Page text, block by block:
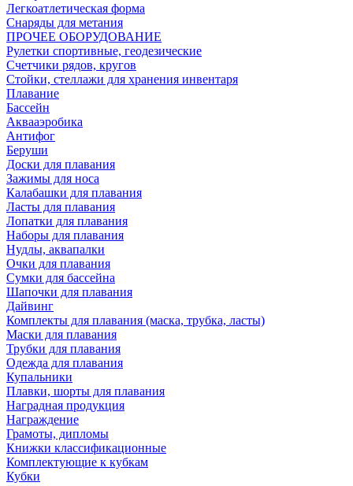
Легкоатлетическая форма
Снаряды для метания
ПРОЧЕЕ ОБОРУДОВАНИЕ
Рулетки спортивные, геодезические
Счетчики рядов, кругов
Стойки, стеллажи для хранения инвентаря
Плавание
Бассейн
Аквааэробика
Антифог
Беруши
Доски для плавания
Зажимы для носа
Калабашки для плавания
Ласты для плавания
Лопатки для плавания
Наборы для плавания
Нудлы, аквапалки
Очки для плавания
Сумки для бассейна
Шапочки для плавания
Дайвинг
Комплекты для плавания (маска, трубка, ласты)
Маски для плавания
Трубки для плавания
Одежда для плавания
Купальники
Плавки, шорты для плавания
Наградная продукция
Награждение
Грамоты, дипломы
Книжки классификационные
Комплектующие к кубкам
Кубки